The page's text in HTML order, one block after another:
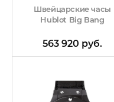
Швейцарские часы
Hublot Big Bang
563 920 руб.